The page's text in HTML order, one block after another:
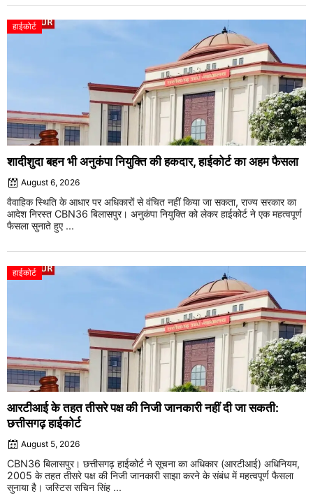
हाईकोर्ट
शादीशुदा बहन भी अनुकंपा नियुक्ति की हकदार, हाईकोर्ट का अहम फैसला
August 6, 2026
वैवाहिक स्थिति के आधार पर अधिकारों से वंचित नहीं किया जा सकता, राज्य सरकार का
आदेश निरस्त CBN36 बिलासपुर। अनुकंपा नियुक्ति को लेकर हाईकोर्ट ने एक महत्वपूर्ण
फैसला सुनाते हुए ...
हाईकोर्ट
आरटीआई के तहत तीसरे पक्ष की निजी जानकारी नहीं दी जा सकती:
छत्तीसगढ़ हाईकोर्ट
August 5, 2026
CBN36 बिलासपुर। छत्तीसगढ़ हाईकोर्ट ने सूचना का अधिकार (आरटीआई) अधिनियम,
2005 के तहत तीसरे पक्ष की निजी जानकारी साझा करने के संबंध में महत्वपूर्ण फैसला
सुनाया है। जस्टिस सचिन सिंह ...